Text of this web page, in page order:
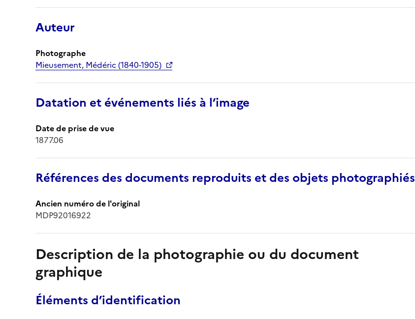
Auteur
Photographe
Mieusement, Médéric (1840-1905)
Datation et événements liés à l’image
Date de prise de vue
1877.06
Références des documents reproduits et des objets photographiés
Ancien numéro de l'original
MDP92016922
Description de la photographie ou du document
graphique
Éléments d’identification